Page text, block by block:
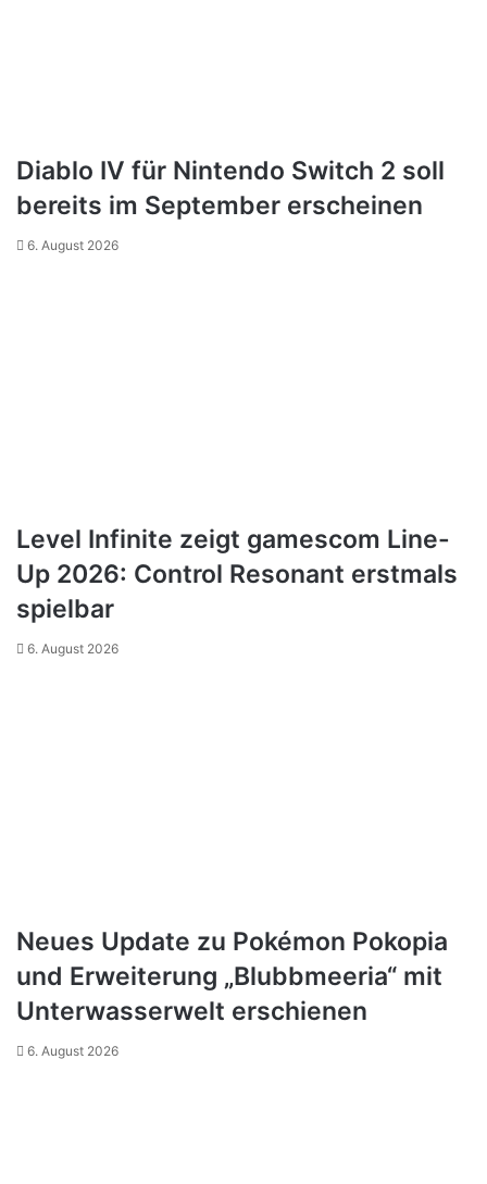
Diablo IV für Nintendo Switch 2 soll
bereits im September erscheinen
6. August 2026
Level Infinite zeigt gamescom Line-
Up 2026: Control Resonant erstmals
spielbar
6. August 2026
Neues Update zu Pokémon Pokopia
und Erweiterung „Blubbmeeria“ mit
Unterwasserwelt erschienen
6. August 2026